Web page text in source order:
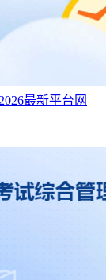
最新平台网